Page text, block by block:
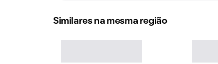
Similares na mesma região